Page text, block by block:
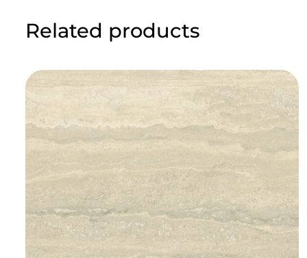
Related products